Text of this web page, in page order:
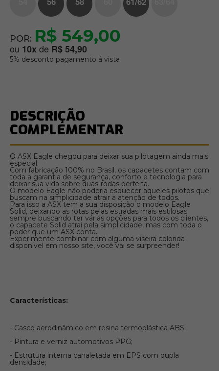
POR: R$ 549,00
ou 10xde R$ 54,90
5% desconto pagamento á vista
DESCRIÇÃO
COMPLEMENTAR
O ASX Eagle chegou para deixar sua pilotagem ainda mais
especial.
Com fabricação 100% no Brasil, os capacetes contam com
toda a garantia de segurança, conforto e tecnologia para
deixar sua vida sobre duas-rodas perfeita.
O modelo Eagle não poderia esquecer aqueles pilotos que
buscam na simplicidade atrair a atenção de todos.
Para isso a ASX tem a sua disposição o modelo Eagle
Solid, deixando as rotas pelas estradas mais estilosas
sempre buscando ter várias opções para todos os clientes,
o capacete Solid atrai pela simplicidade, mas com toda o
poder que um ASX conta.
Experimente combinar com alguma viseira colorida
disponível em nosso site, você vai se surpreender!
Características:
- Casco aerodinâmico em resina termoplástica ABS;
- Pintura e verniz automotivos PPG;
- Estrutura interna canaletada em EPS com dupla
densidade;